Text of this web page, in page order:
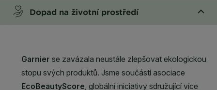
Dopad na životní prostředí